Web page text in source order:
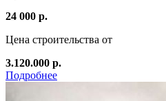
24 000 р.
Цена строительства от
3.120.000 р.
Подробнее